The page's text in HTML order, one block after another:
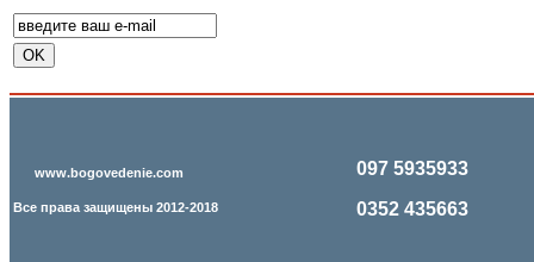
www.bogovedenie.com
Все права защищены 2012-2018
097 5935933
0352 435663